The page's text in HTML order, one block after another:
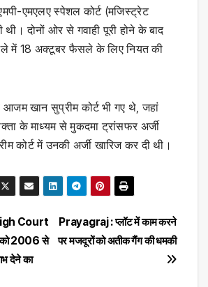
एमएलए स्पेशल कोर्ट (मजिस्ट्रेट
दोनों ओर से गवाही पूरी होने के बाद
में 18 अक्टूबर फैसले के लिए नियत की
खान सुप्रीम कोर्ट भी गए थे, जहां
के माध्यम से मुकदमा ट्रांसफर अर्जी
कोर्ट में उनकी अर्जी खारिज कर दी थी।
Prayagraj : प्लॉट में काम करने
पर मजदूरों को अतीक गैंग की धमकी
Court
को 2006 से
देने का